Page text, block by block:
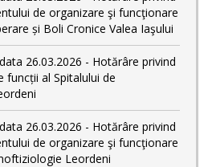
de organizare şi funcţionare
și Boli Cronice Valea Iaşului
26.03.2026 - Hotărâre privind
funcții al Spitalului de
26.03.2026 - Hotărâre privind
de organizare şi funcţionare
Leordeni